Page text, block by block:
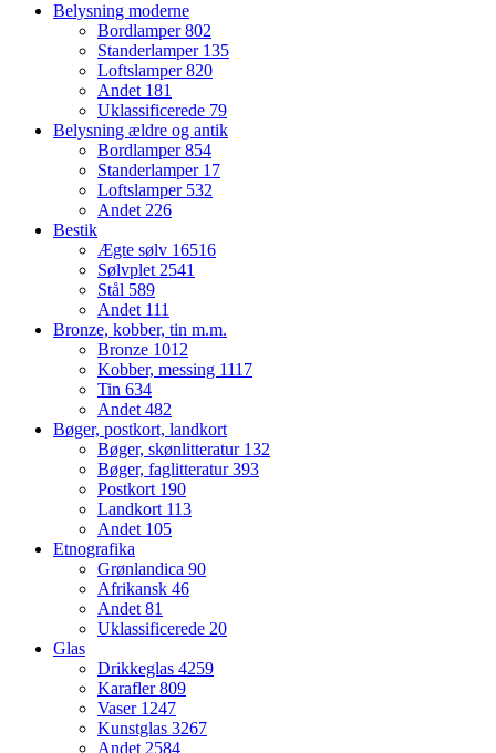
Belysning moderne
Bordlamper802
Standerlamper 135
Loftslamper820
Andet 181
Uklassificerede 79
Belysning ældre og antik
Bordlamper854
Standerlamper 17
Loftslamper 532
Andet226
Bestik
Ægte sølv 16516
Sølvplet2541
Stål 589
Andet 111
Bronze, kobber, tin m.m.
Bronze 1012
Kobber, messing 1117
Tin 634
Andet482
Bøger, postkort, landkort
Bøger, skønlitteratur 132
Bøger, faglitteratur393
Postkort 190
Landkort 113
Andet 105
Etnografika
Grønlandica 90
Afrikansk 46
Andet81
Uklassificerede 20
Glas
Drikkeglas 4259
Karafler809
Vaser 1247
Kunstglas 3267
Andet2584